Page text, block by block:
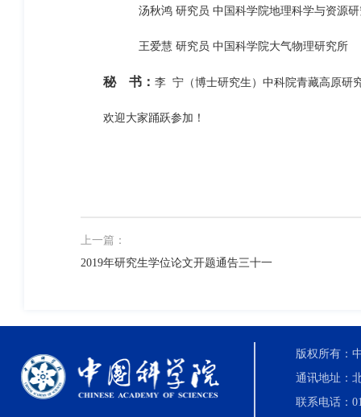
汤秋鸿 研究员 中国科学院地理科学与资源研
王爱慧 研究员 中国科学院大气物理研究所
秘 书： 李 宁（博士研究生）中科院青藏高原研
欢迎大家踊跃参加！
上一篇：
2019年研究生学位论文开题通告三十一
版权所有：
通讯地址：
联系电话：